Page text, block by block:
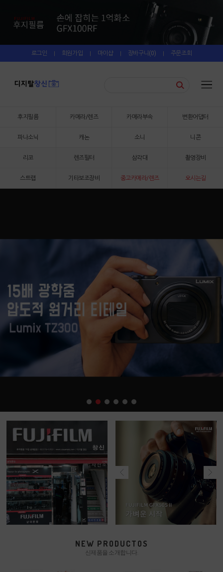
로그인 | 회원가입 | 마이샵 | 장바구니(0) | 주문조회
후지필름 카메라/렌즈 카메라부속 변환어댑터
파나소닉 캐논 소니 니콘
리코 렌즈필터 삼각대 촬영장비
스트랩 기타보조장비 중고카메라/렌즈 오시는길
NEW PRODUCTOS
신제품을 소개합니다.